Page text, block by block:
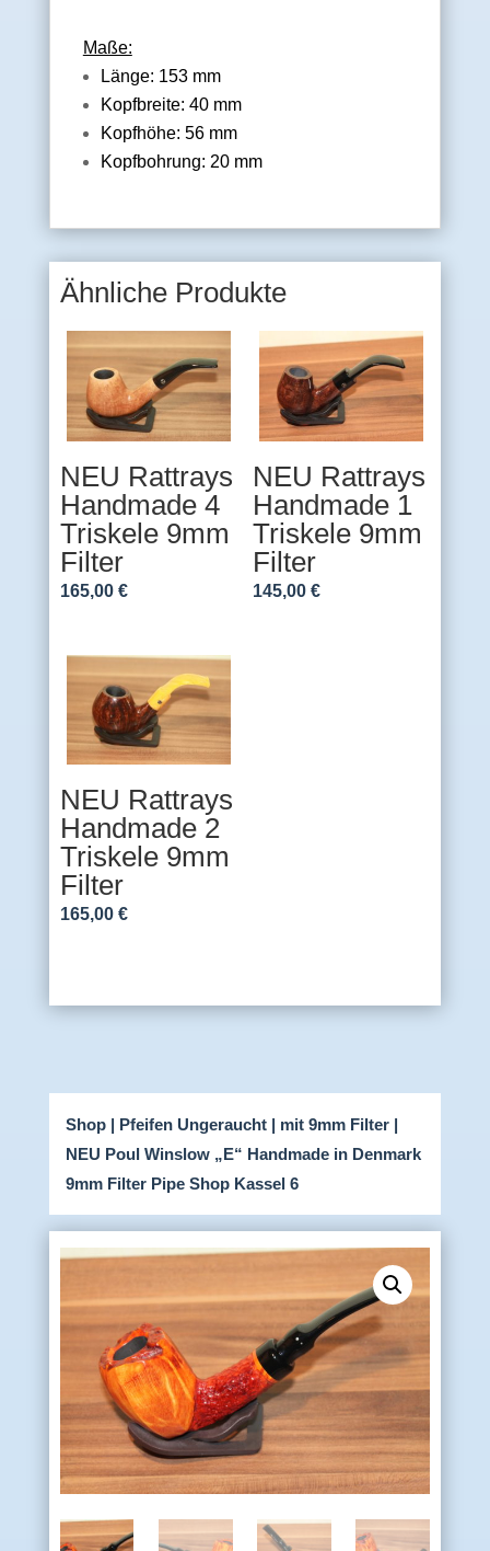
Maße:
Länge: 153 mm
Kopfbreite: 40 mm
Kopfhöhe: 56 mm
Kopfbohrung: 20 mm
Ähnliche Produkte
NEU Rattrays
Handmade 4
Triskele 9mm
Filter
165,00 €
NEU Rattrays
Handmade 1
Triskele 9mm
Filter
145,00 €
NEU Rattrays
Handmade 2
Triskele 9mm
Filter
165,00 €
Shop| Pfeifen Ungeraucht| mit 9mm Filter|
NEU Poul Winslow „E“ Handmade in Denmark
9mm Filter Pipe Shop Kassel 6